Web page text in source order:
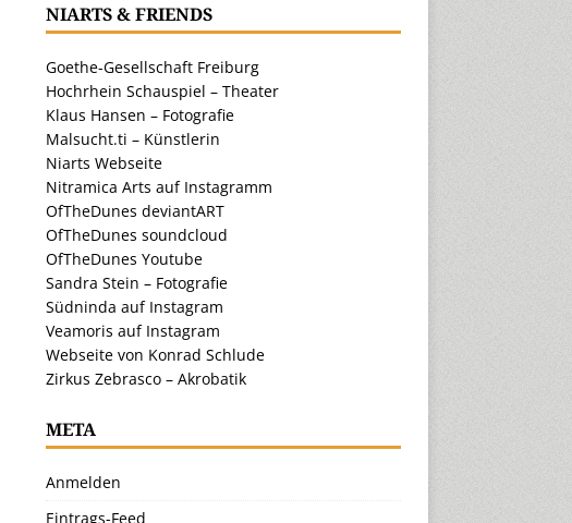
NIARTS & FRIENDS
Goethe-Gesellschaft Freiburg
Hochrhein Schauspiel – Theater
Klaus Hansen – Fotografie
Malsucht.ti – Künstlerin
Niarts Webseite
Nitramica Arts auf Instagramm
OfTheDunes deviantART
OfTheDunes soundcloud
OfTheDunes Youtube
Sandra Stein – Fotografie
Südninda auf Instagram
Veamoris auf Instagram
Webseite von Konrad Schlude
Zirkus Zebrasco – Akrobatik
META
Anmelden
Eintrags-Feed